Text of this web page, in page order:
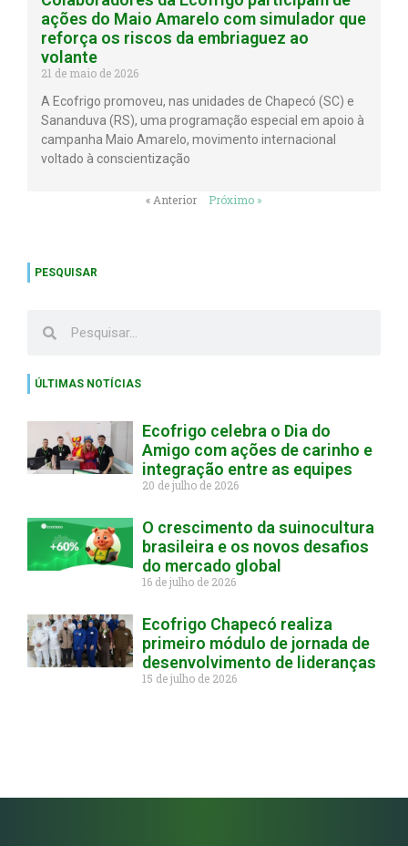
ações do Maio Amarelo com simulador que
reforça os riscos da embriaguez ao
volante
21 de maio de 2026
A Ecofrigo promoveu, nas unidades de Chapecó (SC) e
Sananduva (RS), uma programação especial em apoio à
campanha Maio Amarelo, movimento internacional
voltado à conscientização
« Anterior Próximo »
PESQUISAR
ÚLTIMAS NOTÍCIAS
Ecofrigo celebra o Dia do
Amigo com ações de carinho e
integração entre as equipes
20 de julho de 2026
O crescimento da suinocultura
brasileira e os novos desafios
do mercado global
16 de julho de 2026
Ecofrigo Chapecó realiza
primeiro módulo de jornada de
desenvolvimento de lideranças
15 de julho de 2026